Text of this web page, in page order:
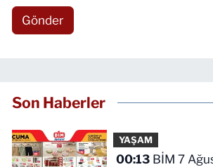
Gönder
Son Haberler
YAŞAM
00:13BİM 7 Ağustos 2026